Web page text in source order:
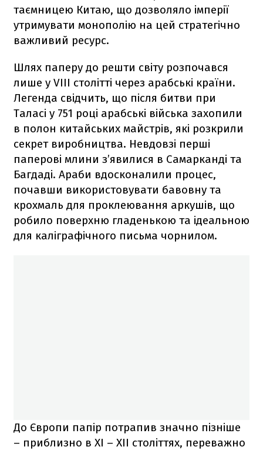
таємницею Китаю, що дозволяло імперії
утримувати монополію на цей стратегічно
важливий ресурс.
Шлях паперу до решти світу розпочався
лише у VIII столітті через арабські країни.
Легенда свідчить, що після битви при
Таласі у 751 році арабські війська захопили
в полон китайських майстрів, які розкрили
секрет виробництва. Невдовзі перші
паперові млини з’явилися в Самарканді та
Багдаді. Араби вдосконалили процес,
почавши використовувати бавовну та
крохмаль для проклеювання аркушів, що
робило поверхню гладенькою та ідеальною
для каліграфічного письма чорнилом.
До Європи папір потрапив значно пізніше
– приблизно в XI – XII століттях, переважно